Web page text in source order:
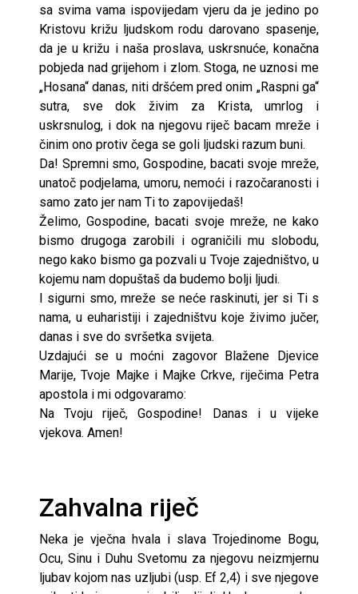
sa svima vama ispovijedam vjeru da je jedino po
Kristovu križu ljudskom rodu darovano spasenje,
da je u križu i naša proslava, uskrsnuće, konačna
pobjeda nad grijehom i zlom. Stoga, ne uznosi me
„Hosana“ danas, niti dršćem pred onim „Raspni ga“
sutra, sve dok živim za Krista, umrlog i
uskrsnulog, i dok na njegovu riječ bacam mreže i
činim ono protiv čega se goli ljudski razum buni.
Da! Spremni smo, Gospodine, bacati svoje mreže,
unatoč podjelama, umoru, nemoći i razočaranosti i
samo zato jer nam Ti to zapovijedaš!
Želimo, Gospodine, bacati svoje mreže, ne kako
bismo drugoga zarobili i ograničili mu slobodu,
nego kako bismo ga pozvali u Tvoje zajedništvo, u
kojemu nam dopuštaš da budemo bolji ljudi.
I sigurni smo, mreže se neće raskinuti, jer si Ti s
nama, u euharistiji i zajedništvu koje živimo jučer,
danas i sve do svršetka svijeta.
Uzdajući se u moćni zagovor Blažene Djevice
Marije, Tvoje Majke i Majke Crkve, riječima Petra
apostola i mi odgovaramo:
Na Tvoju riječ, Gospodine! Danas i u vijeke
vjekova. Amen!
Zahvalna riječ
Neka je vječna hvala i slava Trojedinome Bogu,
Ocu, Sinu i Duhu Svetomu za njegovu neizmjernu
ljubav kojom nas uzljubi (usp. Ef 2,4) i sve njegove